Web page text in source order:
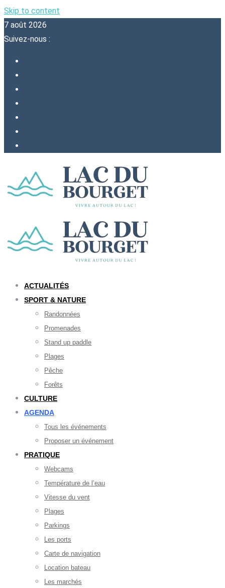
Skip to content
7 août 2026
Suivez-nous :
ACTUALITÉS
SPORT & NATURE
Randonnées
Promenades
Stand up paddle
Plages
Pêche
Forêts
CULTURE
AGENDA
Tous les événements
Proposer un événement
PRATIQUE
Webcams
Température de l’eau
Vitesse du vent
Plages
Parkings
Les ports
Carte de navigation
Location bateau
Les marchés